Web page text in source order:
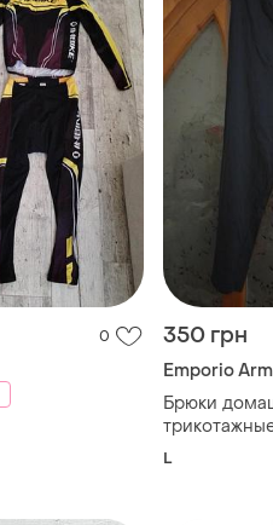
0 350 грн
Emporio
Брюки
спортивные,
L